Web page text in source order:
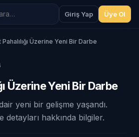
Giriş Yap Üye Ol
Pahalılığı Üzerine Yeni Bir Darbe
Üzerine Yeni Bir Darbe
yeni bir gelişme yaşandı.
detayları hakkında bilgiler.